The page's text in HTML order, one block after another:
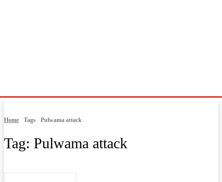
Home Tags Pulwama attack
Tag: Pulwama attack